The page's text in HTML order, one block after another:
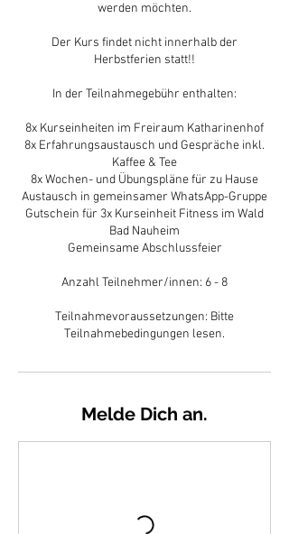
werden möchten.
Der Kurs findet nicht innerhalb der
Herbstferien statt!!
In der Teilnahmegebühr enthalten:
8x Kurseinheiten im Freiraum Katharinenhof
8x Erfahrungsaustausch und Gespräche inkl.
Kaffee & Tee
8x Wochen- und Übungspläne für zu Hause
Austausch in gemeinsamer WhatsApp-Gruppe
Gutschein für 3x Kurseinheit Fitness im Wald
Bad Nauheim
Gemeinsame Abschlussfeier
Anzahl Teilnehmer/innen: 6 - 8
Teilnahmevoraussetzungen: Bitte
Melde Dich an.